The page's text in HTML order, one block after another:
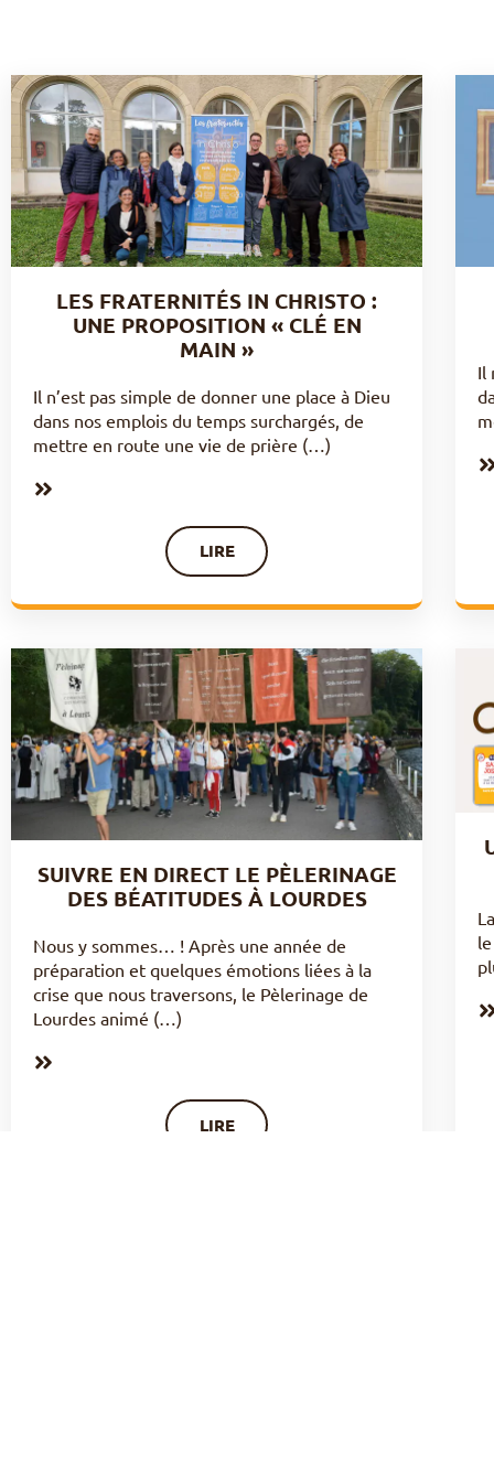
LES FRATERNITÉS IN CHRISTO :
UNE PROPOSITION « CLÉ EN
MAIN »
Il n’est pas simple de donner une place à Dieu
dans nos emplois du temps surchargés, de
mettre en route une vie de prière (…)
LIRE
Il
SUIVRE EN DIRECT LE PÈLERINAGE
DES BÉATITUDES À LOURDES
Nous y sommes… ! Après une année de
préparation et quelques émotions liées à la
crise que nous traversons, le Pèlerinage de
Lourdes animé (…)
LIRE